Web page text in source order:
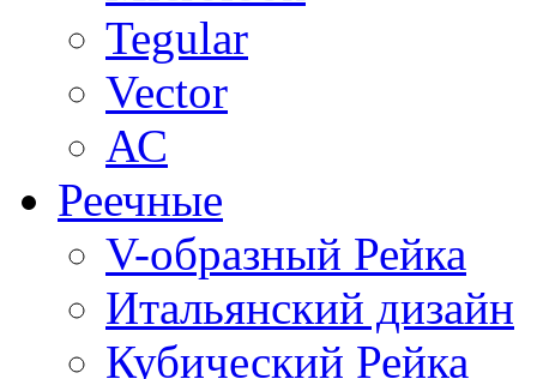
Tegular
Vector
АС
Реечные
V-образный Рейка
Итальянский дизайн
Кубический Рейка